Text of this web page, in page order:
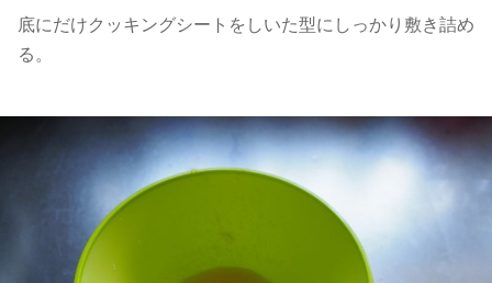
底にだけクッキングシートをしいた型にしっかり敷き詰め
る。